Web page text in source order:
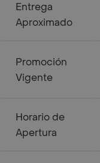
Entrega
Aproximado
Promoción
Vigente
Horario de
Apertura